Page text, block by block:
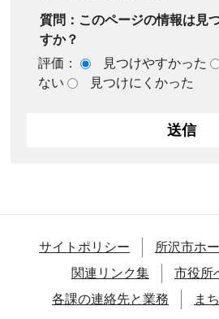
質問：このページの情報は見
すか？
評価：
見つけやすかった
ない
見つけにくかった
サイトポリシー
所沢市ホ
関連リンク集
市役所
各課の連絡先と業務
ま